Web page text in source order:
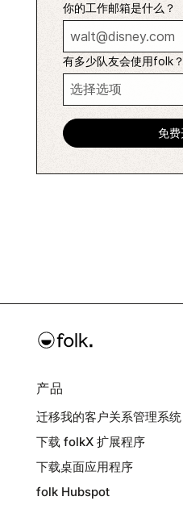
你的工作邮箱是什么？
有多少队友会使用folk？
产品
迁移我的客户关系管理系统
下载 folkX 扩展程序
下载桌面应用程序
folk Hubspot